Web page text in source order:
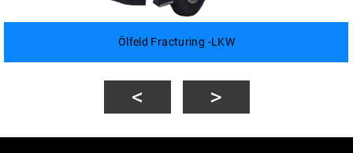
Ölfeld Fracturing -LKW